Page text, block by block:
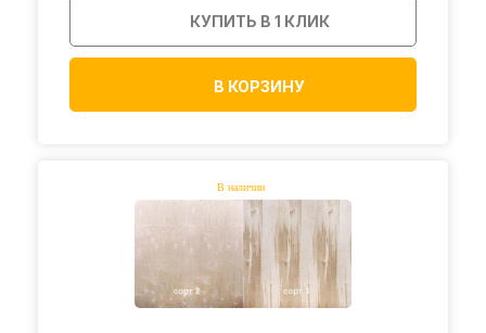
КУПИТЬ В 1 КЛИК
В КОРЗИНУ